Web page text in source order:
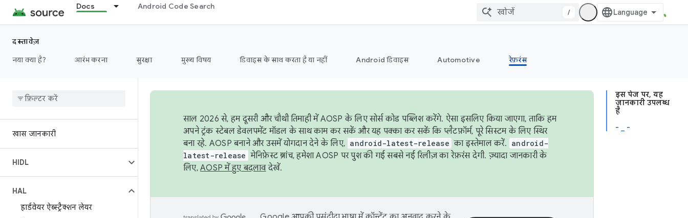
Docs Android Code Search
/
दस्तावेज़
नया क्या है?
आरंभ करना सुरक्षा मुख्य विषय डिवाइस के साथ करता है या नहीं Android डिवाइस Automotive रेफ़रंस
खास जानकारी
HIDL
HAL
हार्डवेयर ऐब्स्ट्रैक्शन लेयर
इस पेज पर, यह
जानकारी उपलब्ध
है
- _ -
साल 2026 से, हम दूसरी और चौथी तिमाही में AOSP के लिए सोर्स कोड पब्लिश करेंगे. ऐसा इसलिए किया जाएगा, ताकि हम
अपने ट्रंक स्टेबल डेवलपमेंट मॉडल के साथ काम कर सकें और यह पक्का कर सकें कि प्लैटफ़ॉर्म, पूरे सिस्टम के लिए स्थिर
बना रहे. AOSP बनाने और उसमें योगदान देने के लिए, android-latest-release का इस्तेमाल करें. android-
latest-release मेनिफ़ेस्ट ब्रांच, हमेशा AOSP पर पुश की गई सबसे नई रिलीज़ का रेफ़रंस देगी. ज़्यादा जानकारी के
लिए, AOSP में हुए बदलावदेखें.